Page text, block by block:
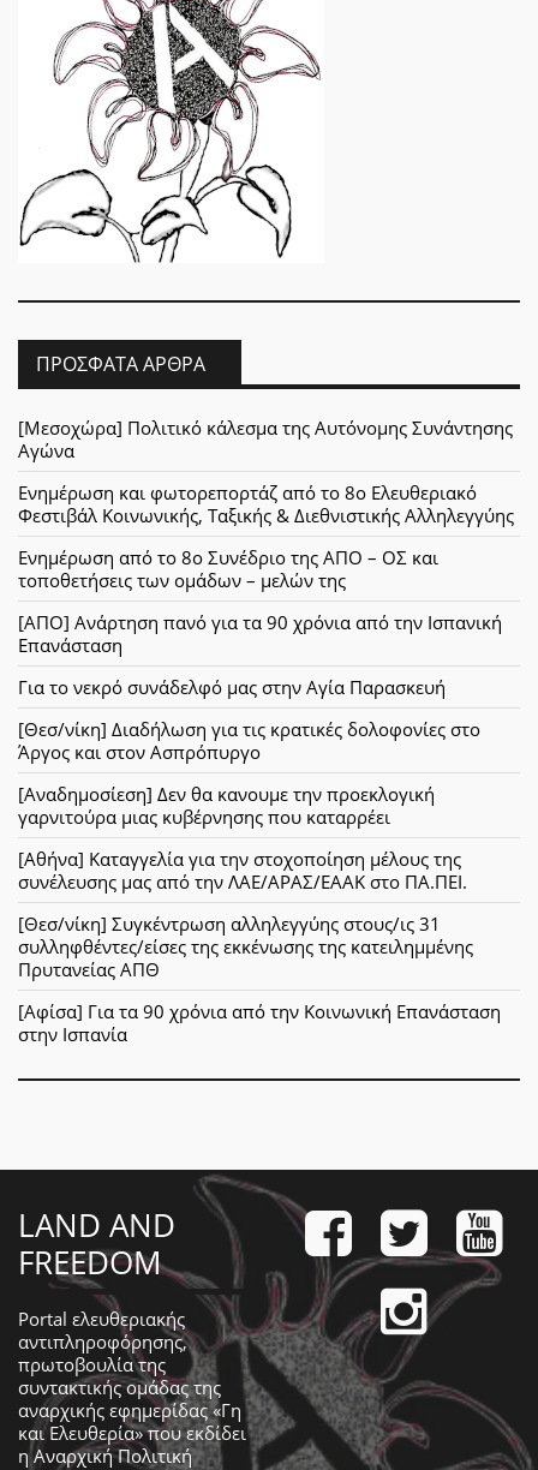
ΠΡΌΣΦΑΤΑ ΆΡΘΡΑ
[Μεσοχώρα] Πολιτικό κάλεσμα της Αυτόνομης Συνάντησης
Αγώνα
Ενημέρωση και φωτορεπορτάζ από το 8ο Ελευθεριακό
Φεστιβάλ Κοινωνικής, Ταξικής & Διεθνιστικής Αλληλεγγύης
Ενημέρωση από το 8ο Συνέδριο της ΑΠΟ – ΟΣ και
τοποθετήσεις των ομάδων – μελών της
[ΑΠΟ] Ανάρτηση πανό για τα 90 χρόνια από την Ισπανική
Επανάσταση
Για το νεκρό συνάδελφό μας στην Αγία Παρασκευή
[Θεσ/νίκη] Διαδήλωση για τις κρατικές δολοφονίες στο
Άργος και στον Ασπρόπυργο
[Αναδημοσίεση] Δεν θα κανουμε την προεκλογική
γαρνιτούρα μιας κυβέρνησης που καταρρέει
[Αθήνα] Καταγγελία για την στοχοποίηση μέλους της
συνέλευσης μας από την ΛΑΕ/ΑΡΑΣ/ΕΑΑΚ στο ΠΑ.ΠΕΙ.
[Θεσ/νίκη] Συγκέντρωση αλληλεγγύης στους/ις 31
συλληφθέντες/είσες της εκκένωσης της κατειλημμένης
Πρυτανείας ΑΠΘ
[Αφίσα] Για τα 90 χρόνια από την Κοινωνική Επανάσταση
στην Ισπανία
LAND AND
FREEDOM
Portal ελευθεριακής
αντιπληροφόρησης,
πρωτοβουλία της
συντακτικής ομάδας της
αναρχικής εφημερίδας «Γη
και Ελευθερία» που εκδίδει
ηΑναρχική Πολιτική